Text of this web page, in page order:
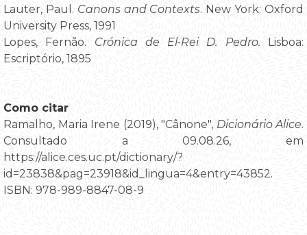
Lauter, Paul. Canons and Contexts. New York: Oxford
University Press, 1991
Lopes, Fernão. Crónica de El-Rei D. Pedro. Lisboa:
Escriptório, 1895
Como citar
Ramalho, Maria Irene (2019), "Cânone", Dicionário Alice.
Consultado a 09.08.26, em
https://alice.ces.uc.pt/dictionary/?
id=23838&pag=23918&id_lingua=4&entry=43852.
ISBN: 978-989-8847-08-9